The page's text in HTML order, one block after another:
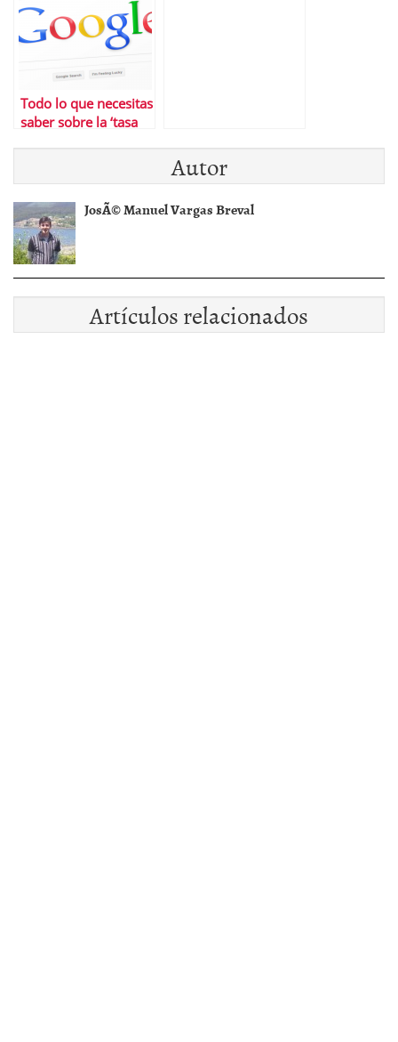
Todo lo que necesitas
saber sobre la ‘tasa
Autor
JosÃ© Manuel Vargas Breval
Artículos relacionados